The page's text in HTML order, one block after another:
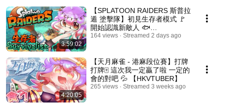
3:59:02
【SPLATOON RAIDERS 斯普拉
遁 塗擊隊】初見生存者模式 🚩
開始認識新敵人 🐟
【HKVTUBER】
164 views Streamed 2 days ago
4:20:05
【天月麻雀 - 港麻段位賽】打牌
打牌🀄️ 這次我一定贏了啦 一定的
會的對吧 💦 【HKVTUBER】
265 views Streamed 3 weeks ago